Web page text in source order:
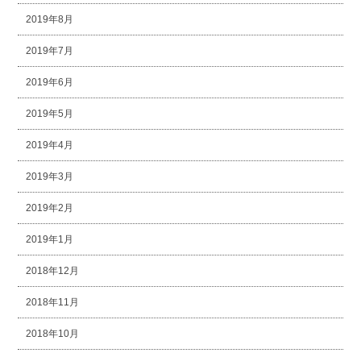
2019年8月
2019年7月
2019年6月
2019年5月
2019年4月
2019年3月
2019年2月
2019年1月
2018年12月
2018年11月
2018年10月